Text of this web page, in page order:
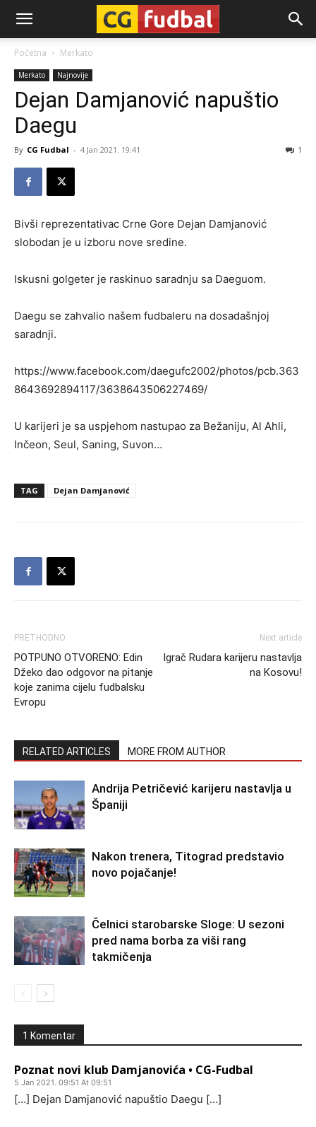
CG-
Fudbal
Početna Merkato
Merkato Najnovije
Dejan Damjanović napuštio
Daegu
By CG Fudbal - 4 Jan 2021. 19:41 1
Bivši reprezentativac Crne Gore Dejan Damjanović
slobodan je u izboru nove sredine.
Iskusni golgeter je raskinuo saradnju sa Daeguom.
Daegu se zahvalio našem fudbaleru na dosadašnjoj
saradnji.
https://www.facebook.com/daegufc2002/photos/pcb.363
8643692894117/3638643506227469/
U karijeri je sa uspjehom nastupao za Bežaniju, Al Ahli,
Inčeon, Seul, Saning, Suvon…
TAG Dejan Damjanović
PRETHODNO
POTPUNO OTVORENO: Edin
Džeko dao odgovor na pitanje
koje zanima cijelu fudbalsku
Evropu
Next article
Igrač Rudara karijeru nastavlja
na Kosovu!
RELATED ARTICLES MORE FROM AUTHOR
Andrija Petričević karijeru nastavlja u
Španiji
Nakon trenera, Titograd predstavio
novo pojačanje!
Čelnici starobarske Sloge: U sezoni
pred nama borba za viši rang
takmičenja
1 Komentar
Poznat novi klub Damjanovića • CG-Fudbal
5 Jan 2021. 09:51 At 09:51
[…] Dejan Damjanović napuštio Daegu […]